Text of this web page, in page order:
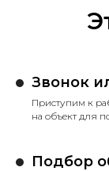
Звонок
Приступим к
на объект для
Подбор